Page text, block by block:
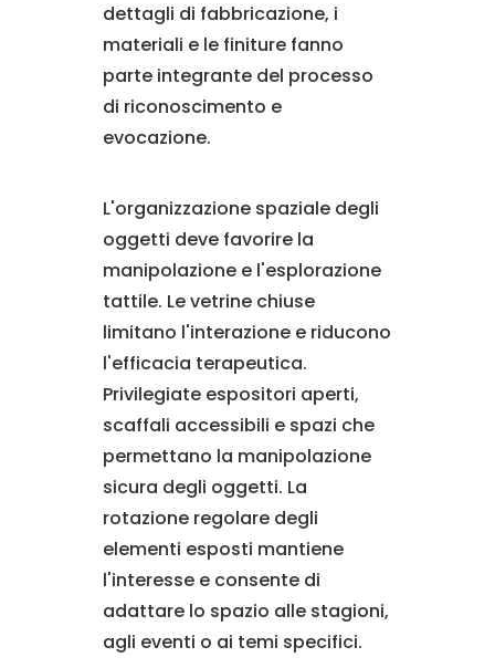
dettagli di fabbricazione, i
materiali e le finiture fanno
parte integrante del processo
di riconoscimento e
evocazione.
L'organizzazione spaziale degli
oggetti deve favorire la
manipolazione e l'esplorazione
tattile. Le vetrine chiuse
limitano l'interazione e riducono
l'efficacia terapeutica.
Privilegiate espositori aperti,
scaffali accessibili e spazi che
permettano la manipolazione
sicura degli oggetti. La
rotazione regolare degli
elementi esposti mantiene
l'interesse e consente di
adattare lo spazio alle stagioni,
agli eventi o ai temi specifici.